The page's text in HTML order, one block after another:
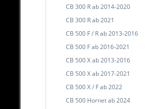
CB 300 R ab 2014-2020
CB 300 R ab 2021
CB 500 F / R ab 2013-2016
CB 500 F ab 2016-2021
CB 500 X ab 2013-2016
CB 500 X ab 2017-2021
CB 500 X / F ab 2022
CB 500 Hornet ab 2024